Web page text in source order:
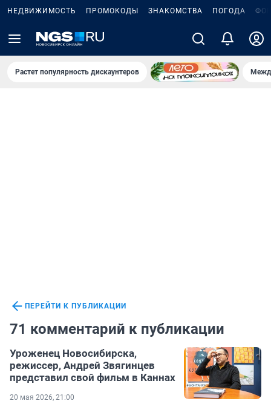
НЕДВИЖИМОСТЬ ПРОМОКОДЫ ЗНАКОМСТВА ПОГОДА
Растет популярность дискаунтеров
ПЕРЕЙТИ К ПУБЛИКАЦИИ
71 комментарий к публикации
Уроженец Новосибирска,
режиссер, Андрей Звягинцев
представил свой фильм в Каннах
20 мая 2026, 21:00